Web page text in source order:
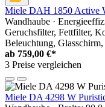
Miele DAH 1850 Active
Wandhaube ·
Geruchsfilter, Fettfilter,
Beleuchtung,
ab 759,00 €*
3 Preise vergleichen
Miele DA 4298 W